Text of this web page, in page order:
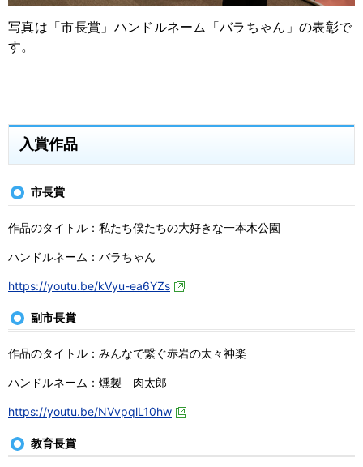
写真は「市長賞」ハンドルネーム「バラちゃん」の表彰で
す。
入賞作品
市長賞
作品のタイトル：私たち僕たちの大好きな一本木公園
ハンドルネーム：バラちゃん
https://youtu.be/kVyu-ea6YZs
副市長賞
作品のタイトル：みんなで繋ぐ赤岩の太々神楽
ハンドルネーム：燻製 肉太郎
https://youtu.be/NVvpqlL10hw
教育長賞